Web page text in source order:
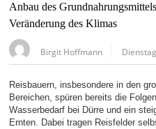
Anbau des
Veränderung des Klimas
Birgit Hoffmann
Reisbauern, insbesondere in den
Bereichen, spüren bereits die
Wasserbedarf bei Dürre und ein
Ernten. Dabei tragen Reisfelder